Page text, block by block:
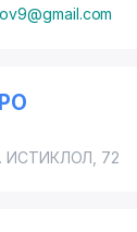
ИСТИКЛОЛ , 72